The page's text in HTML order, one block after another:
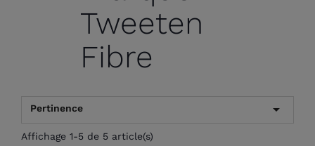
Tweeten
Fibre
Pertinence 
Affichage 1-5 de 5 article(s)